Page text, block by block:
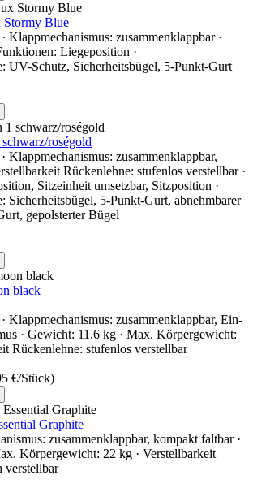
Blue
Klappmechanismus: zusammenklappbar ·
Liegeposition ·
UV-Schutz, Sicherheitsbügel, 5-Punkt-Gurt
roségold
Klappmechanismus: zusammenklappbar,
Rückenlehne: stufenlos verstellbar ·
Sitzeinheit umsetzbar, Sitzposition ·
Sicherheitsbügel, 5-Punkt-Gurt, abnehmbarer
gepolsterter Bügel
black
Klappmechanismus: zusammenklappbar, Ein-
· Gewicht: 11.6 kg · Max. Körpergewicht:
Rückenlehne: stufenlos verstellbar
€/Stück)
Graphite
zusammenklappbar, kompakt faltbar ·
Körpergewicht: 22 kg · Verstellbarkeit
verstellbar